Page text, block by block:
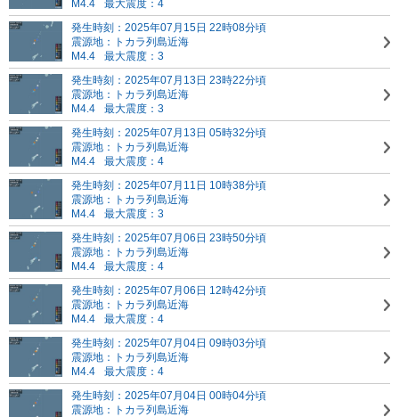
M4.4
最大震度：4
発生時刻：2025年07月15日 22時08分頃
震源地：トカラ列島近海
M4.4
最大震度：3
発生時刻：2025年07月13日 23時22分頃
震源地：トカラ列島近海
M4.4
最大震度：3
発生時刻：2025年07月13日 05時32分頃
震源地：トカラ列島近海
M4.4
最大震度：4
発生時刻：2025年07月11日 10時38分頃
震源地：トカラ列島近海
M4.4
最大震度：3
発生時刻：2025年07月06日 23時50分頃
震源地：トカラ列島近海
M4.4
最大震度：4
発生時刻：2025年07月06日 12時42分頃
震源地：トカラ列島近海
M4.4
最大震度：4
発生時刻：2025年07月04日 09時03分頃
震源地：トカラ列島近海
M4.4
最大震度：4
発生時刻：2025年07月04日 00時04分頃
震源地：トカラ列島近海